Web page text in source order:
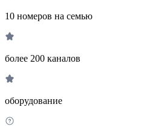
10 номеров на семью
более 200 каналов
оборудование